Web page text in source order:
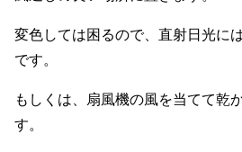
変色しては困るので、直射日光に
です。
もしくは、扇風機の風を当てて乾
す。